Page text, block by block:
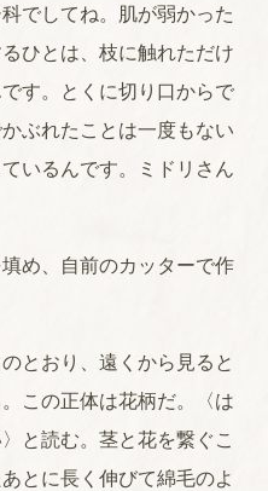
でしてね。肌が弱かった
ひとは、枝に触れただけ
す。とくに切り口からで
ぶれたことは一度もない
いるんです。ミドリさん
め、自前のカッターで作
とおり、遠くから見ると
この正体は花柄だ。〈は
と読む。茎と花を繋ぐこ
とに長く伸びて綿毛のよ